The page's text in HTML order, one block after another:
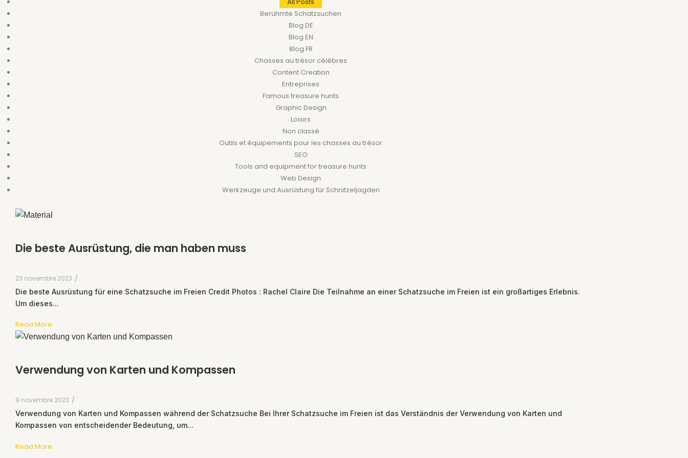
Berühmte Schatzsuchen
Blog DE
Blog EN
Blog FR
Chasses au trésor célèbres
Content Creation
Entreprises
Famous treasure hunts
Graphic Design
Loisirs
Non classé
Outils et équipements pour les chasses au trésor
SEO
Tools and equipment for treasure hunts
Web Design
Werkzeuge und Ausrüstung für Schnitzeljagden
Die beste Ausrüstung, die man haben muss
23 novembre 2023 /
Die beste Ausrüstung für eine Schatzsuche im Freien Credit Photos : Rachel Claire Die Teilnahme an einer Schatzsuche im Freien ist ein großartiges Erlebnis.
Um dieses...
Read More
Verwendung von Karten und Kompassen
9 novembre 2023 /
Verwendung von Karten und Kompassen während der Schatzsuche Bei Ihrer Schatzsuche im Freien ist das Verständnis der Verwendung von Karten und
Kompassen von entscheidender Bedeutung, um...
Read More